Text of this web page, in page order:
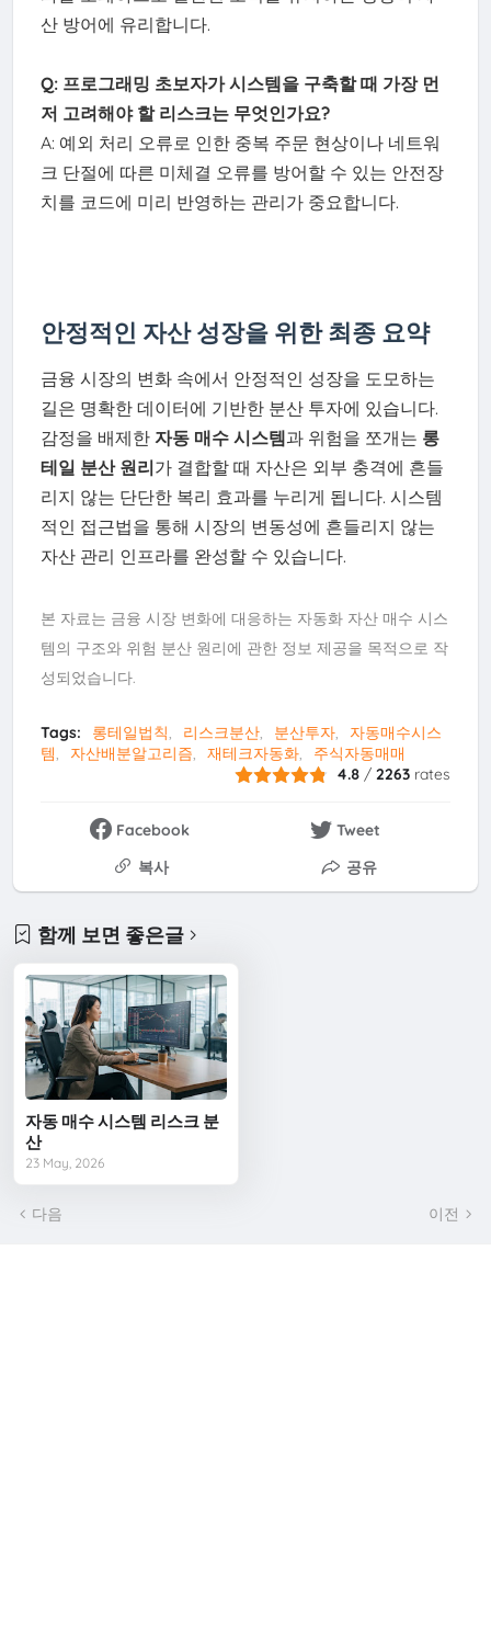
산 방어에 유리합니다.
Q: 프로그래밍 초보자가 시스템을 구축할 때 가장 먼
저 고려해야 할 리스크는 무엇인가요?
A: 예외 처리 오류로 인한 중복 주문 현상이나 네트워
크 단절에 따른 미체결 오류를 방어할 수 있는 안전장
치를 코드에 미리 반영하는 관리가 중요합니다.
안정적인 자산 성장을 위한 최종 요약
금융 시장의 변화 속에서 안정적인 성장을 도모하는
길은 명확한 데이터에 기반한 분산 투자에 있습니다.
감정을 배제한 자동 매수 시스템과 위험을 쪼개는 롱
테일 분산 원리가 결합할 때 자산은 외부 충격에 흔들
리지 않는 단단한 복리 효과를 누리게 됩니다. 시스템
적인 접근법을 통해 시장의 변동성에 흔들리지 않는
자산 관리 인프라를 완성할 수 있습니다.
본 자료는 금융 시장 변화에 대응하는 자동화 자산 매수 시스
템의 구조와 위험 분산 원리에 관한 정보 제공을 목적으로 작
성되었습니다.
Tags: 롱테일법칙 리스크분산 분산투자
자동매수시스
템
자산배분알고리즘 재테크자동화
주식자동매매
4.8 /2263 rates
Facebook
Tweet
복사
공유
함께 보면 좋은글
자동 매수 시스템 리스크 분
산
23 May, 2026
다음 이전